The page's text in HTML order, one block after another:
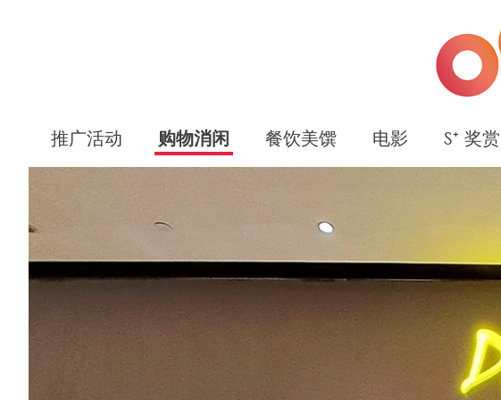
推广活动 购物消闲 餐饮美馔 电影 S⁺ 奖赏